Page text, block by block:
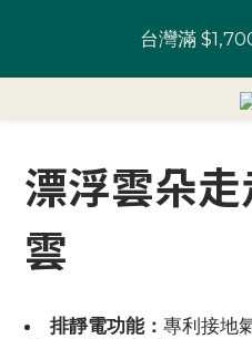
全館鞋款 一雙9折 U粉兩
分鞋款
U粉就是你！加入會
全館鞋款 一雙9折 U粉兩
漂浮雲朵
雲
排靜電功能： 專利接地